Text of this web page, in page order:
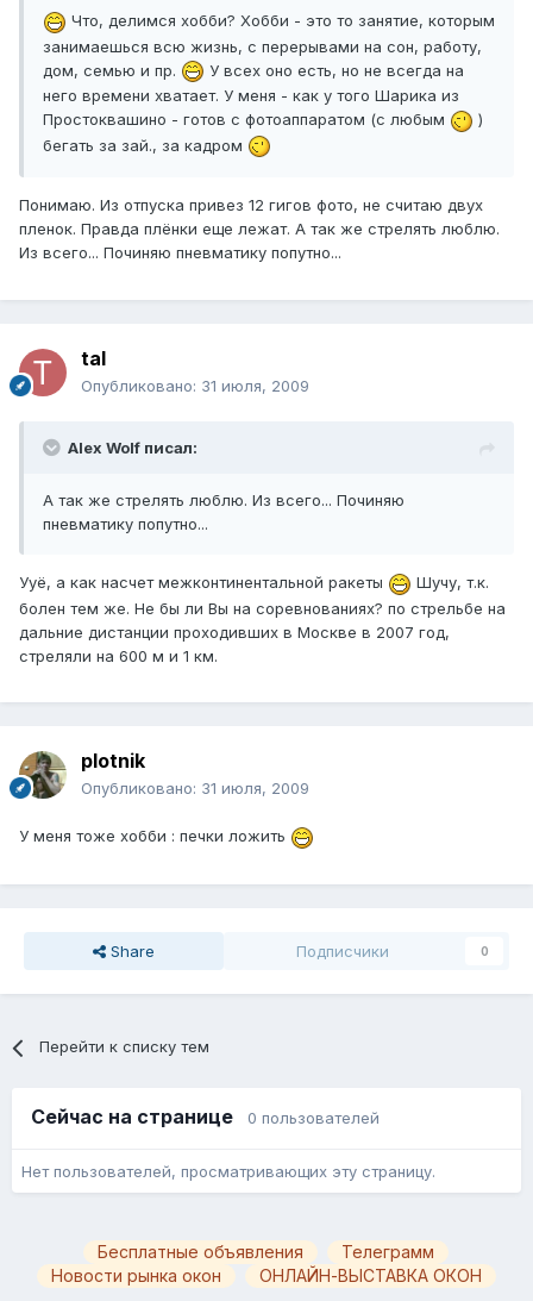
Что, делимся хобби? Хобби - это то занятие, которым
занимаешься всю жизнь, с перерывами на сон, работу,
дом, семью и пр.
У всех оно есть, но не всегда на
него времени хватает. У меня - как у того Шарика из
Простоквашино - готов с фотоаппаратом (с любым
)
бегать за зай., за кадром
Понимаю. Из отпуска привез 12 гигов фото, не считаю двух
пленок. Правда плёнки еще лежат. А так же стрелять люблю.
Из всего... Починяю пневматику попутно...
tal
Опубликовано: 31 июля, 2009
Alex Wolf писал:
А так же стрелять люблю. Из всего... Починяю
пневматику попутно...
Ууё, а как насчет межконтинентальной ракеты
Шучу, т.к.
болен тем же. Не бы ли Вы на соревнованиях? по стрельбе на
дальние дистанции проходивших в Москве в 2007 год,
стреляли на 600 м и 1 км.
plotnik
Опубликовано: 31 июля, 2009
У меня тоже хобби : печки ложить
Share Подписчики 0
Перейти к списку тем
Сейчас на странице 0 пользователей
Нет пользователей, просматривающих эту страницу.
Бесплатные объявления
Телеграмм
Новости рынка окон
ОНЛАЙН-ВЫСТАВКА ОКОН